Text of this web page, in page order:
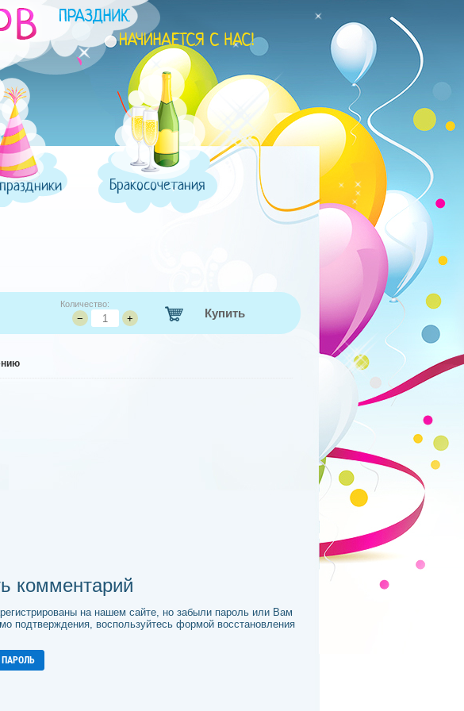
Бракосочетания
Количество:
− + Купить
комментарий
на нашем сайте, но забыли пароль или Вам
подтверждения, воспользуйтесь формой восстановления